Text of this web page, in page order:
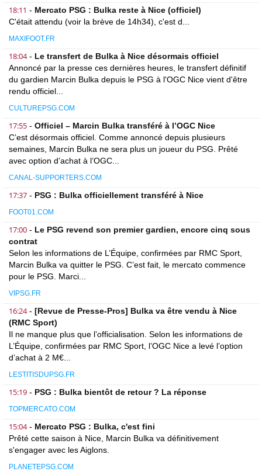
18:11 - Mercato PSG : Bulka reste à Nice (officiel)
C'était attendu (voir la brève de 14h34), c'est d...
MAXIFOOT.FR
18:04- Le transfert de Bulka à Nice désormais officiel
Annoncé par la presse ces dernières heures, le transfert définitif
du gardien Marcin Bulka depuis le PSG à l'OGC Nice vient d'être
rendu officiel...
CULTUREPSG.COM
17:55 - Officiel – Marcin Bulka transféré à l’OGC Nice
C’est désormais officiel. Comme annoncé depuis plusieurs
semaines, Marcin Bulka ne sera plus un joueur du PSG. Prêté
avec option d’achat à l’OGC...
CANAL-SUPPORTERS.COM
17:37 - PSG : Bulka officiellement transféré à Nice
FOOT01.COM
17:00 - Le PSG revend son premier gardien, encore cinq sous
contrat
Selon les informations de L’Équipe, confirmées par RMC Sport,
Marcin Bulka va quitter le PSG. C’est fait, le mercato commence
pour le PSG. Marci...
VIPSG.FR
16:24- [Revue de Presse-Pros] Bulka va être vendu à Nice
(RMC Sport)
Il ne manque plus que l’officialisation. Selon les informations de
L’Équipe, confirmées par RMC Sport, l’OGC Nice a levé l’option
d’achat à 2 M€...
LESTITISDUPSG.FR
15:19 - PSG : Bulka bientôt de retour ? La réponse
TOPMERCATO.COM
15:04- Mercato PSG : Bulka, c'est fini
Prêté cette saison à Nice, Marcin Bulka va définitivement
s'engager avec les Aiglons.
PLANETEPSG.COM